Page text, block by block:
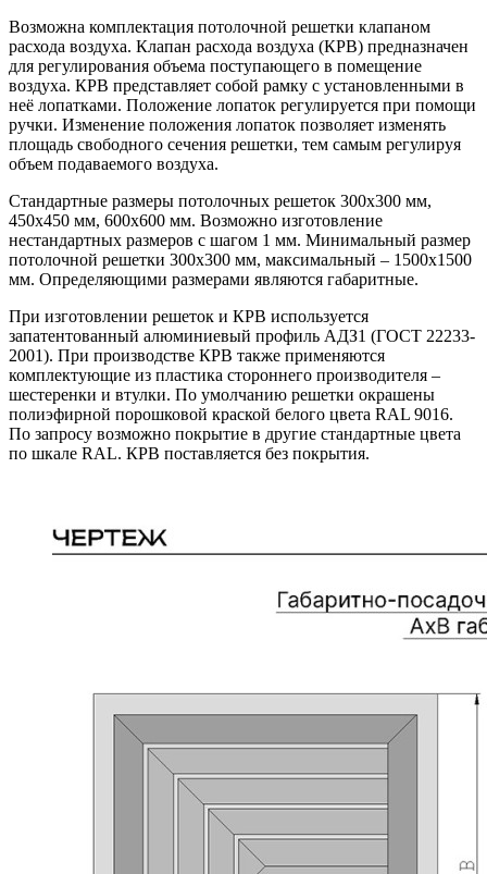
Возможна комплектация потолочной решетки клапаном
расхода воздуха. Клапан расхода воздуха (КРВ) предназначен
для регулирования объема поступающего в помещение
воздуха. КРВ представляет собой рамку с установленными в
неё лопатками. Положение лопаток регулируется при помощи
ручки. Изменение положения лопаток позволяет изменять
площадь свободного сечения решетки, тем самым регулируя
объем подаваемого воздуха.
Стандартные размеры потолочных решеток 300х300 мм,
450х450 мм, 600х600 мм. Возможно изготовление
нестандартных размеров с шагом 1 мм. Минимальный размер
потолочной решетки 300х300 мм, максимальный – 1500х1500
мм. Определяющими размерами являются габаритные.
При изготовлении решеток и КРВ используется
запатентованный алюминиевый профиль АДЗ1 (ГОСТ 22233-
2001). При производстве КРВ также применяются
комплектующие из пластика стороннего производителя –
шестеренки и втулки. По умолчанию решетки окрашены
полиэфирной порошковой краской белого цвета RAL 9016.
По запросу возможно покрытие в другие стандартные цвета
по шкале RAL. КРВ поставляется без покрытия.